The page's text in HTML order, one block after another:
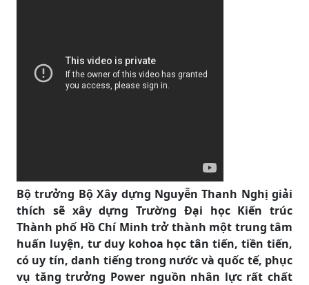
Bộ trưởng Bộ Xây dựng Nguyễn Thanh Nghị giải
thích sẽ xây dựng Trường Đại học Kiến trúc
Thành phố Hồ Chí Minh trở thành một trung tâm
huấn luyện, tư duy kohoa học tân tiến, tiền tiến,
có uy tín, danh tiếng trong nước và quốc tế, phục
vụ tăng trưởng Power nguồn nhân lực rất chất